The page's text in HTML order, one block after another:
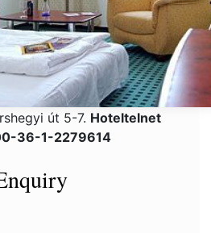
út 5-7. Hoteltelnet
36-1-2279614